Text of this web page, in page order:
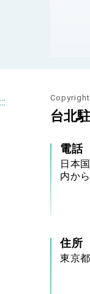
:::
台北
電話
日本
内か
住所
東京